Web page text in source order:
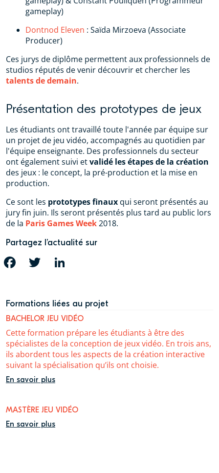
gameplay)
Dontnod Eleven : Saïda Mirzoeva (Associate
Producer)
Ces jurys de diplôme permettent aux professionnels de
studios réputés de venir découvrir et chercher les
talents de demain.
Présentation des prototypes de jeux
Les étudiants ont travaillé toute l'année par équipe sur
un projet de jeu vidéo, accompagnés au quotidien par
l'équipe enseignante. Des professionnels du secteur
ont également suivi etvalidé les étapes de la création
des jeux : le concept, la pré-production et la mise en
production.
Ce sont les prototypes finaux qui seront présentés au
jury fin juin. Ils seront présentés plus tard au public lors
de la Paris Games Week2018.
Partagez l’actualité sur
FACEBOOK TWITTER
Formations liées au projet
BACHELOR JEU VIDÉO
Cette formation prépare les étudiants à être des
spécialistes de la conception de jeux vidéo. En trois ans,
ils abordent tous les aspects de la création interactive
suivant la spécialisation qu’ils ont choisie.
En savoir plus
MASTÈRE JEU VIDÉO
En savoir plus